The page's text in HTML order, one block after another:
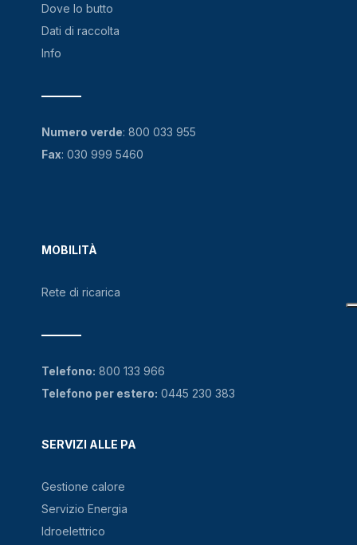
Dove lo butto
Dati di raccolta
Info
MOBILITÀ
Rete di ricarica
SERVIZI ALLE PA
Gestione calore
Servizio Energia
Idroelettrico
Numero verde: 800 033 955
Fax: 030 999 5460
Telefono: 800 133 966
Telefono per estero: 0445 230 383